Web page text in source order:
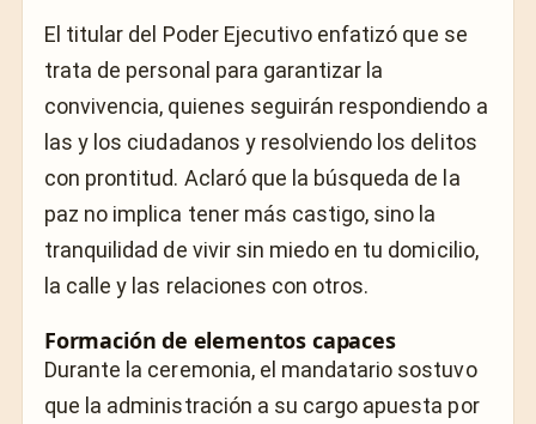
El titular del Poder Ejecutivo enfatizó que se
trata de personal para garantizar la
convivencia, quienes seguirán respondiendo a
las y los ciudadanos y resolviendo los delitos
con prontitud. Aclaró que la búsqueda de la
paz no implica tener más castigo, sino la
tranquilidad de vivir sin miedo en tu domicilio,
la calle y las relaciones con otros.
Formación de elementos capaces
Durante la ceremonia, el mandatario sostuvo
que la administración a su cargo apuesta por